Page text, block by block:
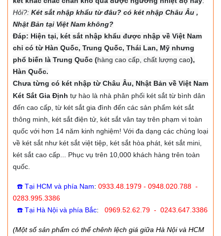
Hỏi?: Két sắt nhập khẩu từ đâu? có két nhập Châu Âu ,
Nhật Bản tại Việt Nam không?
Đáp: Hiện tại, két sắt nhập khẩu được nhập về Việt Nam
chỉ có từ Hàn Quốc, Trung Quốc, Thái Lan, Mỹ nhưng
phổ biến là Trung Quốc (hàng cao cấp, chất lượng cao),
Hàn Quốc.
Chưa từng có két nhập từ Châu Âu, Nhật Bản về Việt Nam
Két Sắt Gia Định tự hào là nhà phân phối két sắt từ bình dân
đến cao cấp, từ két sắt gia đình đến các sản phẩm két sắt
thông minh, két sắt điện tử, két sắt vân tay trên phạm vi toàn
quốc với hơn 14 năm kinh nghiệm! Với đa dạng các chủng loại
về két sắt như két sắt việt tiệp, két sắt hòa phát, két sắt mini,
két sắt cao cấp... Phục vụ trên 10,000 khách hàng trên toàn
quốc.
☎️ Tại HCM và phía Nam: 0933.48.1979 - 0948.020.788 -
0283.995.3386
☎️ Tại Hà Nội và phía Bắc: 0969.52.62.79 - 0243.647.3386
(Một số sản phẩm có thể chênh lệch giá giữa Hà Nội và HCM